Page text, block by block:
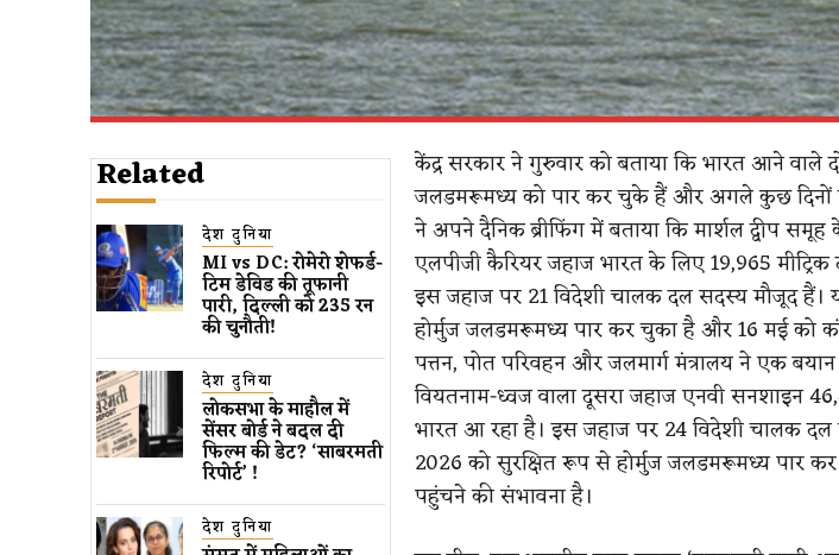
Related
देश दुनिया
MI vs DC: रोमेरो शेफर्ड-
टिम डेविड की तूफानी
पारी, दिल्ली को 235 रन
की चुनौती!
देश दुनिया
लोकसभा के माहौल में
सेंसर बोर्ड ने बदल दी
फिल्म की डेट? ‘साबरमती
रिपोर्ट’ !
देश दुनिया
केंद्र सरकार ने गुरुवार को बताया कि भारत आने वाले
जलडमरूमध्य को पार कर चुके हैं और अगले कुछ दिनों
ने अपने दैनिक ब्रीफिंग में बताया कि मार्शल द्वीप
एलपीजी कैरियर जहाज भारत के लिए 19,965
इस जहाज पर 21 विदेशी चालक दल सदस्य मौजूद हैं।
होर्मुज जलडमरूमध्य पार कर चुका है और 16 मई को
पत्तन, पोत परिवहन और जलमार्ग मंत्रालय ने एक
वियतनाम-ध्वज वाला दूसरा जहाज एनवी सनशाइन
भारत आ रहा है। इस जहाज पर 24 विदेशी चालक
2026 को सुरक्षित रूप से होर्मुज जलडमरूमध्य पार
पहुंचने की संभावना है।